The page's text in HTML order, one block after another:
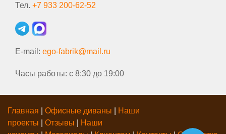
Тел. +7 933 200-62-52
E-mail: ego-fabrik@mail.ru
Часы работы: с 8:30 до 19:00
Главная Офисные диваны
Наши
проекты
Отзывы
Наши